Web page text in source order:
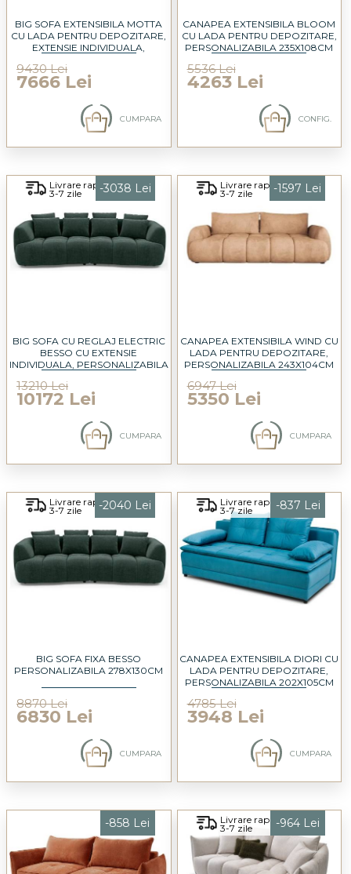
BIG SOFA EXTENSIBILA MOTTA
CU LADA PENTRU DEPOZITARE,
EXTENSIE INDIVIDUALA,
9430 Lei
7666 Lei
CUMPARA
CANAPEA EXTENSIBILA BLOOM
CU LADA PENTRU DEPOZITARE,
PERSONALIZABILA 235X108CM
5536 Lei
4263 Lei
CONFIG.
Livrare rapida
3-7 zile -3038 Lei
BIG SOFA CU REGLAJ ELECTRIC
BESSO CU EXTENSIE
INDIVIDUALA, PERSONALIZABILA
13210 Lei
10172 Lei
CUMPARA
Livrare rapida
3-7 zile -1597 Lei
CANAPEA EXTENSIBILA WIND CU
LADA PENTRU DEPOZITARE,
PERSONALIZABILA 243X104CM
6947 Lei
5350 Lei
CUMPARA
Livrare rapida
3-7 zile -2040 Lei
BIG SOFA FIXA BESSO
PERSONALIZABILA 278X130CM
8870 Lei
6830 Lei
CUMPARA
Livrare rapida
3-7 zile -837 Lei
CANAPEA EXTENSIBILA DIORI CU
LADA PENTRU DEPOZITARE,
PERSONALIZABILA 202X105CM
4785 Lei
3948 Lei
CUMPARA
-858 Lei Livrare rapida
3-7 zile -964 Lei